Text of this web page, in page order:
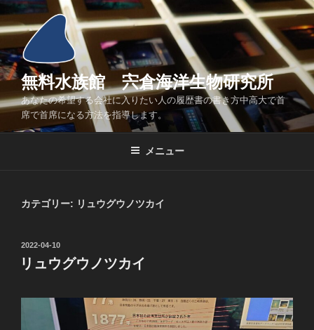
コ
ン
ン
ツ
ス
無料水族館 宍倉海洋生物研究所
あなたの希望する会社に入りたい人の履歴書の書き方中高大で首
席で首席になる方法を指導します。
メニュー
カテゴリー: リュウグウノツカイ
投
稿
日:
2022-04-10
リュウグウノツカイ